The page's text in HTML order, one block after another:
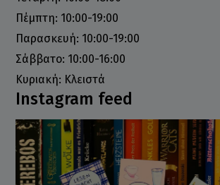
Πέμπτη: 10:00-19:00
Παρασκευή: 10:00-19:00
Σάββατο: 10:00-16:00
Κυριακή: Κλειστά
Instagram feed